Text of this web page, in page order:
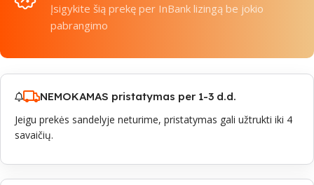
Įsigykite šią prekę per InBank lizingą be jokio
pabrangimo
NEMOKAMAS pristatymas per 1-3 d.d.
Jeigu prekės sandelyje neturime, pristatymas gali užtrukti iki 4
savaičių.